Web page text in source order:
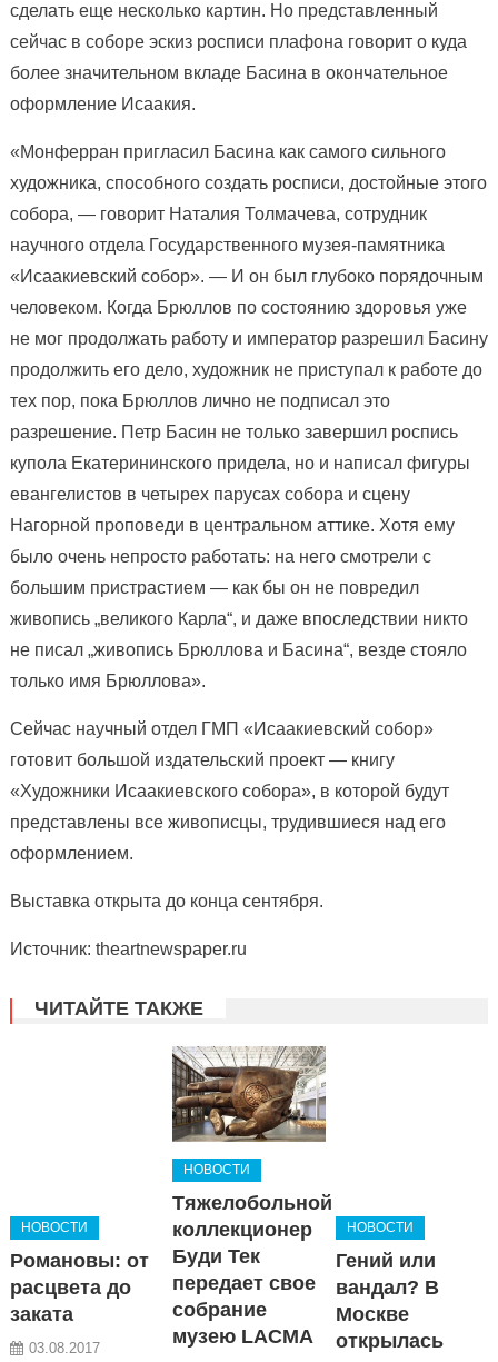
сделать еще несколько картин. Но представленный
сейчас в соборе эскиз росписи плафона говорит о куда
более значительном вкладе Басина в окончательное
оформление Исаакия.
«Монферран пригласил Басина как самого сильного
художника, способного создать росписи, достойные этого
собора, — говорит Наталия Толмачева, сотрудник
научного отдела Государственного музея-памятника
«Исаакиевский собор». — И он был глубоко порядочным
человеком. Когда Брюллов по состоянию здоровья уже
не мог продолжать работу и император разрешил Басину
продолжить его дело, художник не приступал к работе до
тех пор, пока Брюллов лично не подписал это
разрешение. Петр Басин не только завершил роспись
купола Екатерининского придела, но и написал фигуры
евангелистов в четырех парусах собора и сцену
Нагорной проповеди в центральном аттике. Хотя ему
было очень непросто работать: на него смотрели с
большим пристрастием — как бы он не повредил
живопись „великого Карла“, и даже впоследствии никто
не писал „живопись Брюллова и Басина“, везде стояло
только имя Брюллова».
Сейчас научный отдел ГМП «Исаакиевский собор»
готовит большой издательский проект — книгу
«Художники Исаакиевского собора», в которой будут
представлены все живописцы, трудившиеся над его
оформлением.
Выставка открыта до конца сентября.
Источник: theartnewspaper.ru
ЧИТАЙТЕ ТАКЖЕ
НОВОСТИ
Романовы: от
расцвета до
заката
03.08.2017
НОВОСТИ
Тяжелобольной
коллекционер
Буди Тек
передает свое
собрание
музею LACMA
НОВОСТИ
Гений или
вандал? В
Москве
открылась